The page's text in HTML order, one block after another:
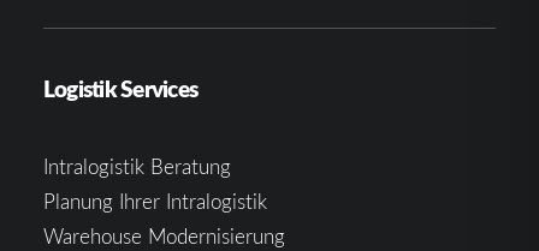
Logistik Services
Intralogistik Beratung
Planung Ihrer Intralogistik
Warehouse Modernisierung